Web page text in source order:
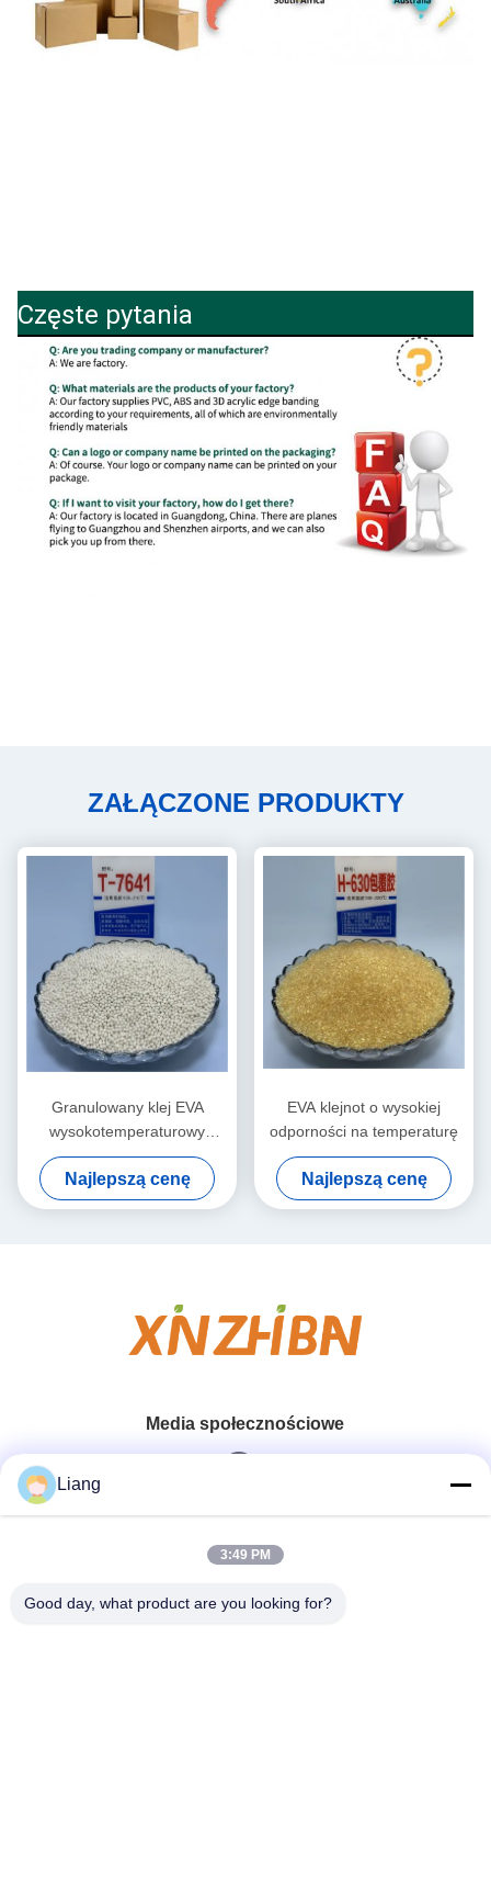
Częste pytania
ZAŁĄCZONE PRODUKTY
Granulowany klej EVA
wysokotemperaturowy
topliwy, niebrudzący, do
obróbki drewna i
budownictwa
Najlepszą cenę
EVA klejnot o wysokiej
odporności na temperaturę
Najlepszą cenę
Media społecznościowe
Szybki kontakt
Liang
3:49 PM
Good day, what product are you looking for?